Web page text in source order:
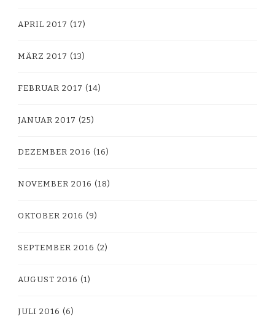
APRIL 2017 (17)
MÄRZ 2017 (13)
FEBRUAR 2017 (14)
JANUAR 2017 (25)
DEZEMBER 2016 (16)
NOVEMBER 2016 (18)
OKTOBER 2016 (9)
SEPTEMBER 2016 (2)
AUGUST 2016 (1)
JULI 2016 (6)